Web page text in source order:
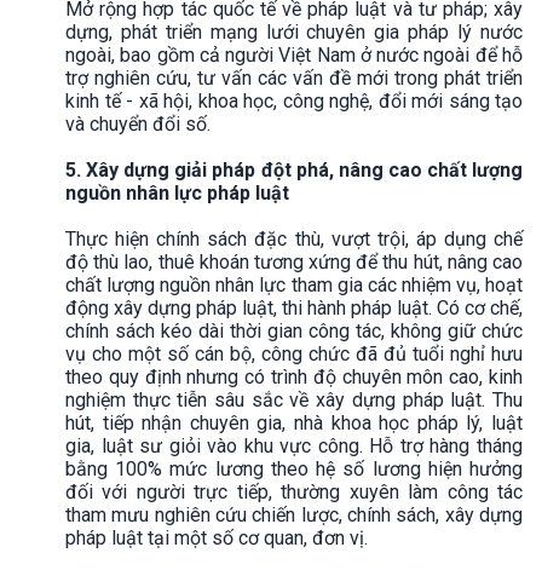
Mở rộng hợp tác quốc tế về pháp luật và tư pháp; xây
dựng, phát triển mạng lưới chuyên gia pháp lý nước
ngoài, bao gồm cả người Việt Nam ở nước ngoài để hỗ
trợ nghiên cứu, tư vấn các vấn đề mới trong phát triển
kinh tế - xã hội, khoa học, công nghệ, đổi mới sáng tạo
và chuyển đổi số.
5. Xây dựng giải pháp đột phá, nâng cao chất lượng
nguồn nhân lực pháp luật
Thực hiện chính sách đặc thù, vượt trội, áp dụng chế
độ thù lao, thuê khoán tương xứng để thu hút, nâng cao
chất lượng nguồn nhân lực tham gia các nhiệm vụ, hoạt
động xây dựng pháp luật, thi hành pháp luật. Có cơ chế,
chính sách kéo dài thời gian công tác, không giữ chức
vụ cho một số cán bộ, công chức đã đủ tuổi nghỉ hưu
theo quy định nhưng có trình độ chuyên môn cao, kinh
nghiệm thực tiễn sâu sắc về xây dựng pháp luật. Thu
hút, tiếp nhận chuyên gia, nhà khoa học pháp lý, luật
gia, luật sư giỏi vào khu vực công. Hỗ trợ hàng tháng
bằng 100% mức lương theo hệ số lương hiện hưởng
đối với người trực tiếp, thường xuyên làm công tác
tham mưu nghiên cứu chiến lược, chính sách, xây dựng
pháp luật tại một số cơ quan, đơn vị.